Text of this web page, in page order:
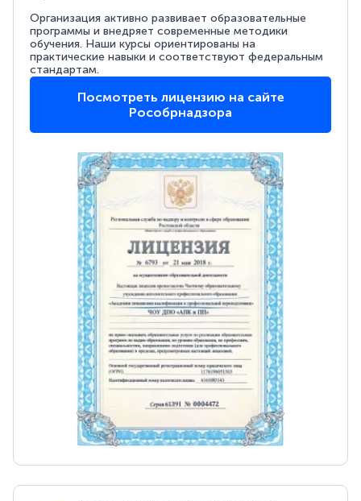
Организация активно развивает образовательные
программы и внедряет современные методики
обучения. Наши курсы ориентированы на
практические навыки и соответствуют федеральным
стандартам.
Посмотреть лицензию на сайте
Рособрнадзора